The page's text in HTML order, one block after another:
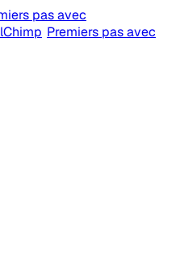
pas avec
Premiers pas avec